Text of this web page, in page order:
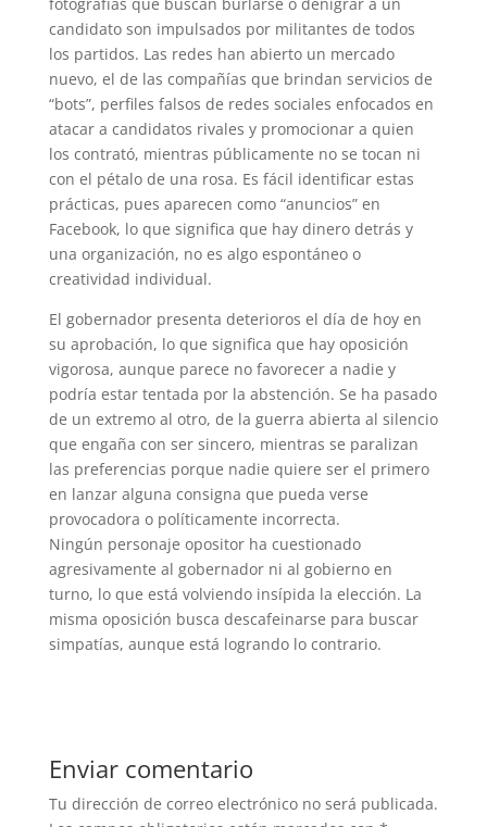
candidato son impulsados por militantes de todos
los partidos. Las redes han abierto un mercado
nuevo, el de las compañías que brindan servicios de
“bots”, perfiles falsos de redes sociales enfocados en
atacar a candidatos rivales y promocionar a quien
los contrató, mientras públicamente no se tocan ni
con el pétalo de una rosa. Es fácil identificar estas
prácticas, pues aparecen como “anuncios” en
Facebook, lo que significa que hay dinero detrás y
una organización, no es algo espontáneo o
creatividad individual.
El gobernador presenta deterioros el día de hoy en
su aprobación, lo que significa que hay oposición
vigorosa, aunque parece no favorecer a nadie y
podría estar tentada por la abstención. Se ha pasado
de un extremo al otro, de la guerra abierta al silencio
que engaña con ser sincero, mientras se paralizan
las preferencias porque nadie quiere ser el primero
en lanzar alguna consigna que pueda verse
provocadora o políticamente incorrecta.
Ningún personaje opositor ha cuestionado
agresivamente al gobernador ni al gobierno en
turno, lo que está volviendo insípida la elección. La
misma oposición busca descafeinarse para buscar
simpatías, aunque está logrando lo contrario.
Enviar comentario
Tu dirección de correo electrónico no será publicada.